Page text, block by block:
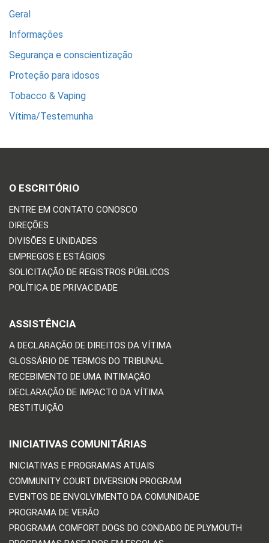
Geral
Informações
Segurança e conscientização
Proteção para idosos
Tobacco & Vaping
Vítima/Testemunha
O ESCRITÓRIO
ENTRE EM CONTATO CONOSCO
DIREÇÕES
DIVISÕES E UNIDADES
EMPREGOS E ESTÁGIOS
SOLICITAÇÃO DE REGISTROS PÚBLICOS
POLÍTICA DE PRIVACIDADE
ASSISTÊNCIA
A DECLARAÇÃO DE DIREITOS DA VÍTIMA
GLOSSÁRIO DE TERMOS DO TRIBUNAL
RECEBIMENTO DE UMA INTIMAÇÃO
DECLARAÇÃO DE IMPACTO DA VÍTIMA
RESTITUIÇÃO
INICIATIVAS COMUNITÁRIAS
INICIATIVAS E PROGRAMAS ATUAIS
COMMUNITY COURT DIVERSION PROGRAM
EVENTOS DE ENVOLVIMENTO DA COMUNIDADE
PROGRAMA DE VERÃO
PROGRAMA COMFORT DOGS DO CONDADO DE PLYMOUTH